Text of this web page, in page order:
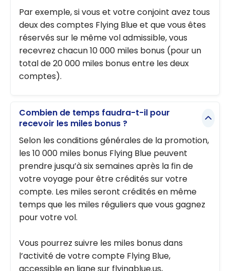
Par exemple, si vous et votre conjoint avez tous
deux des comptes Flying Blue et que vous êtes
réservés sur le même vol admissible, vous
recevrez chacun 10 000 miles bonus (pour un
total de 20 000 miles bonus entre les deux
comptes).
Combien de temps faudra-t-il pour
recevoir les miles bonus ?
Selon les conditions générales de la promotion,
les 10 000 miles bonus Flying Blue peuvent
prendre jusqu’à six semaines après la fin de
votre voyage pour être crédités sur votre
compte. Les miles seront crédités en même
temps que les miles réguliers que vous gagnez
pour votre vol.
Vous pourrez suivre les miles bonus dans
l’activité de votre compte Flying Blue,